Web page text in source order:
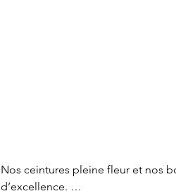
Nos ceintures pleine fleur et nos
d’excellence.